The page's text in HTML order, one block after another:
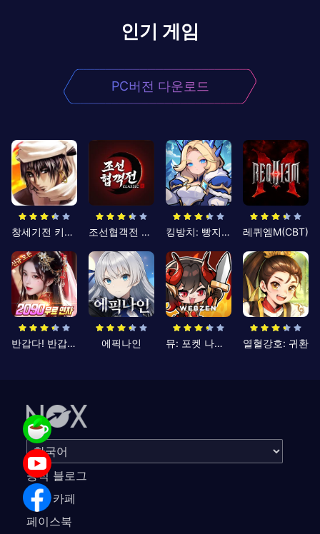
인기 게임
PC버전 다운로드
창세기전 키우기 조선협객전 클래식 킹방치: 빵지의 제왕 레퀴엠M(CBT)
반갑다! 반갑삼국지 에픽나인 뮤: 포켓 나이츠 열혈강호: 귀환
공식 블로그
공식 카페
페이스북